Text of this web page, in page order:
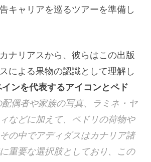
キャリアを巡るツアーを準備し
ナリアスから、彼らはこの出版
による果物の認識として理解し
インを代表するアイコンとペド
配偶者や家族の写真、ラミネ・ヤ
などに加えて、ペドリの荷物や
の中でアディダスはカナリア諸
重要な選択肢としており、この